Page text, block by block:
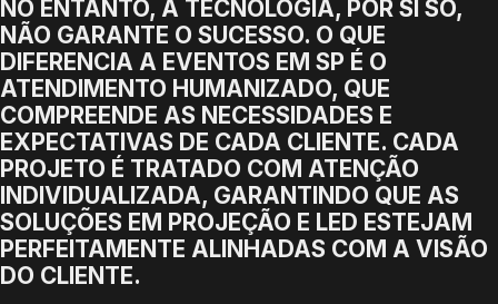
NO ENTANTO, A TECNOLOGIA, POR SI SÓ,
NÃO GARANTE O SUCESSO. O QUE
DIFERENCIA A EVENTOS EM SP É O
ATENDIMENTO HUMANIZADO, QUE
COMPREENDE AS NECESSIDADES E
EXPECTATIVAS DE CADA CLIENTE. CADA
PROJETO É TRATADO COM ATENÇÃO
INDIVIDUALIZADA, GARANTINDO QUE AS
SOLUÇÕES EM PROJEÇÃO E LED ESTEJAM
PERFEITAMENTE ALINHADAS COM A VISÃO
DO CLIENTE.